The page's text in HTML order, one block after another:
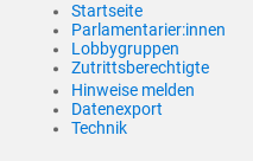
Startseite
Parlamentarier:innen
Lobbygruppen
Zutrittsberechtigte
Hinweise melden
Datenexport
Technik